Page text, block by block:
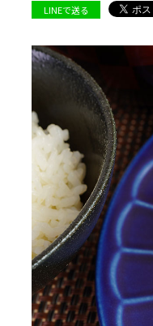
LINEで送る